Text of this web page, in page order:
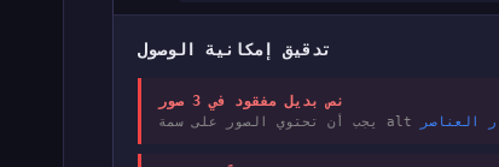
تدقيق إمكانية الوصول
نص بديل مفقود في 3 صور